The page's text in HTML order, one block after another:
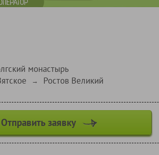
монастырь
→ Ростов Великий
Отправить заявку